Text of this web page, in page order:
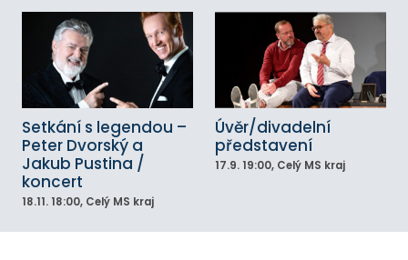
Setkání s legendou –
Peter Dvorský a
Jakub Pustina /
koncert
18.11. 18:00, Celý MS kraj
Úvěr/divadelní
představení
17.9. 19:00, Celý MS kraj